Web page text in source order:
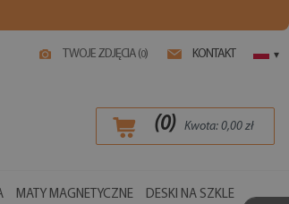
TWOJE ZDJĘCIA (0) KONTAKT ▾
(0) Kwota: 0,00zł
MATY MAGNETYCZNE DESKI NA SZKLE